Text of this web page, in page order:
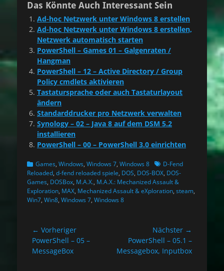
Das Könnte Auch Interessant Sein
Ad-hoc Netzwerk unter Windows 8 erstellen
Ad-hoc Netzwerk unter Windows 8 erstellen,
Netzwerk automatisch starten
PowerShell – Games 01 – Galgenraten /
Hangman
PowerShell – 12 – Active Directory / Group
Policy cmdlets aktivieren
Tastatursprache oder auch Tastaturlayout
ändern
Standarddrucker pro Netzwerk verwalten
Synology – 02 – Java 8 auf dem DSM 5.2
installieren
PowerShell – 00 – PowerShell 3.0 einrichten
Kategorien
Games, Windows, Windows 7, Windows 8 Schlagworte
D-Fend
Reloaded, d-fend reloaded spiele, DOS, DOS-BOX, DOS-
Games, DOSBox, M.A.X., M.A.X.: Mechanized Assault &
Exploration, MAX, Mechanized Assault & eXploration, steam,
Win7, Win8, Windows 7, Windows 8
Beitragsnavigation
← Vorheriger
Vorheriger
Beitrag:
PowerShell – 05 –
MessageBox
Nächster →
Nächster
Beitrag:
PowerShell – 05.1 –
Messagebox, Inputbox